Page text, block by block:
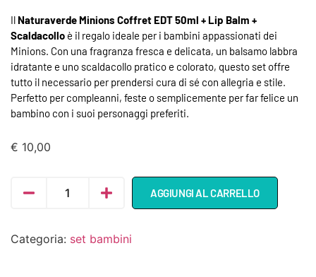
Il Naturaverde Minions Coffret EDT 50ml + Lip Balm +
Scaldacollo è il regalo ideale per i bambini appassionati dei
Minions. Con una fragranza fresca e delicata, un balsamo labbra
idratante e uno scaldacollo pratico e colorato, questo set offre
tutto il necessario per prendersi cura di sé con allegria e stile.
Perfetto per compleanni, feste o semplicemente per far felice un
bambino con i suoi personaggi preferiti.
€ 10,00
AGGIUNGI AL CARRELLO
Categoria: set bambini